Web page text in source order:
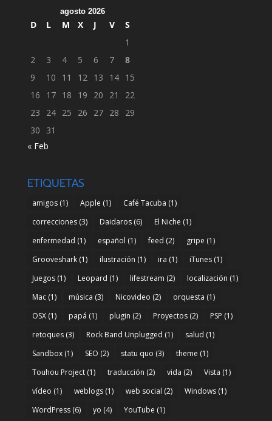
agosto 2026
D L M X J V
S
1
2
3 4 5 6 7
8
9
10 11 12 13 14 15
16
17 18 19 20 21
22
23
24 25 26 27 28
29
30
31
« Feb
ETIQUETAS
amigos(1) Apple (1) Café Tacuba (1)
correcciones(3) Daidaros(6) El Niche (1)
enfermedad (1) español (1) feed (2) gripe (1)
Grooveshark(1) ilustración (1) ira (1) iTunes(1)
Juegos(1) Leopard (1) lifestream (2) localización (1)
Mac(1) música (3) Nicovideo (2) orquesta (1)
OSX(1) papá (1) plugin (2) Proyectos(2) PSP (1)
retoques(3) Rock Band Unplugged (1) salud (1)
Sandbox(1) SEO (2) statu quo (3) theme (1)
Touhou Project(1) traducción (2) vida (2) Vista (1)
vídeo (1) weblogs(1) web social (2) Windows(1)
WordPress(6) yo (4) YouTube (1)